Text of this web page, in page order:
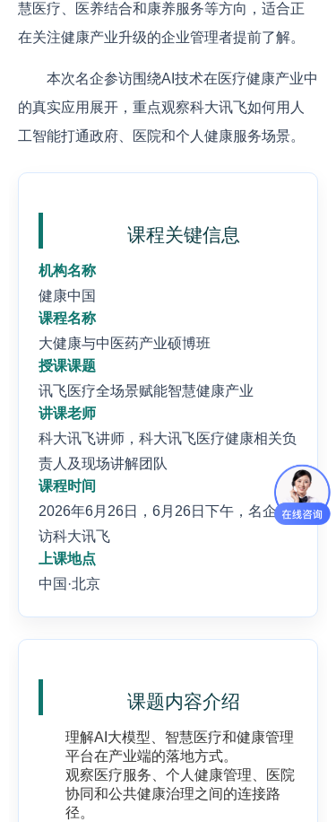
慧医疗、医养结合和康养服务等方向，适合正
在关注健康产业升级的企业管理者提前了解。
本次名企参访围绕AI技术在医疗健康产业中
的真实应用展开，重点观察科大讯飞如何用人
工智能打通政府、医院和个人健康服务场景。
课程关键信息
机构名称
健康中国
课程名称
大健康与中医药产业硕博班
授课课题
讯飞医疗全场景赋能智慧健康产业
讲课老师
科大讯飞讲师，科大讯飞医疗健康相关负
责人及现场讲解团队
课程时间
2026年6月26日，6月26日下午，名企参
访科大讯飞
上课地点
中国·北京
课题内容介绍
理解AI大模型、智慧医疗和健康管理
平台在产业端的落地方式。
观察医疗服务、个人健康管理、医院
协同和公共健康治理之间的连接路
径。